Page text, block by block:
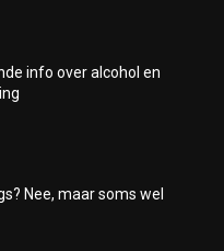
info over alcohol en
Nee, maar soms wel